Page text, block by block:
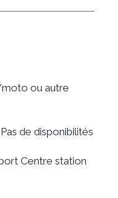
moto ou autre
de disponibilités
Centre station